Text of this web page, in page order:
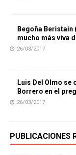
Begoña Beristain
mucho más viva
26/03/2017
Luis Del Olmo se
Borrero en el
26/03/2017
PUBLICACIONES